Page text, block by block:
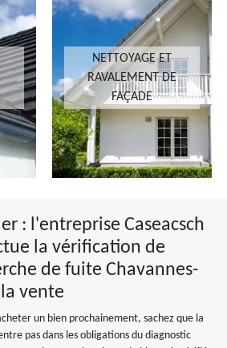
NETTOYAGE ET
RAVALEMENT DE
FAÇADE
: l'entreprise Caseacsch
la vérification de
de fuite Chavannes-
vente
un bien prochainement, sachez que la
pas dans les obligations du diagnostic